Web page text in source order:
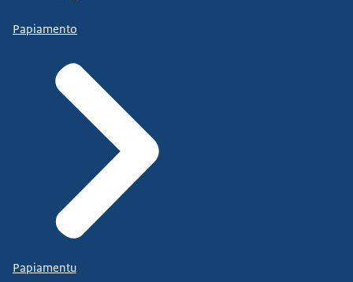
Papiamento
Papiamentu